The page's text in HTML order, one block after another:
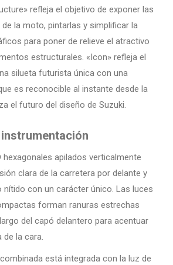
refleja el objetivo de exponer las
la moto, pintarlas y simplificar la
para poner de relieve el atractivo
estructurales. «Icon» refleja el
silueta futurista única con una
es reconocible al instante desde la
el futuro del diseño de Suzuki.
instrumentación
hexagonales apilados verticalmente
clara de la carretera por delante y
nítido con un carácter único. Las luces
forman ranuras estrechas
del capó delantero para acentuar
de la cara.
está integrada con la luz de